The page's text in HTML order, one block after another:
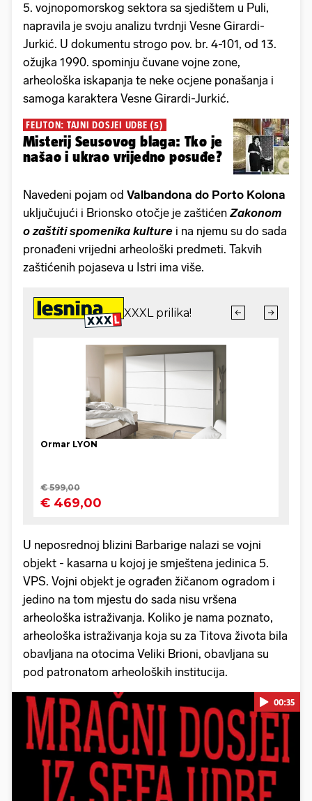
5. vojnopomorskog sektora sa sjedištem u Puli,
napravila je svoju analizu tvrdnji Vesne Girardi-
Jurkić. U dokumentu strogo pov. br. 4-101, od 13.
ožujka 1990. spominju čuvane vojne zone,
arheološka iskapanja te neke ocjene ponašanja i
samoga karaktera Vesne Girardi-Jurkić.
FELJTON: TAJNI DOSJEI UDBE (5)
Misterij Seusovog blaga: Tko je
našao i ukrao vrijedno posuđe?
Navedeni pojam od Valbandona do Porto Kolona
uključujući i Brionsko otočje je zaštićen Zakonom
o zaštiti spomenika kulture i na njemu su do sada
pronađeni vrijedni arheološki predmeti. Takvih
zaštićenih pojaseva u Istri ima više.
U neposrednoj blizini Barbarige nalazi se vojni
objekt - kasarna u kojoj je smještena jedinica 5.
VPS. Vojni objekt je ograđen žičanom ogradom i
jedino na tom mjestu do sada nisu vršena
arheološka istraživanja. Koliko je nama poznato,
arheološka istraživanja koja su za Titova života bila
obavljana na otocima Veliki Brioni, obavljana su
pod patronatom arheoloških institucija.
Pokretanje videa...
00:35